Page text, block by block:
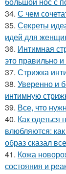
34. С чем
35. Секреты
идей для
36. Интимная
это правильно
37. Стрижка
38. Уверенно и
интимную
39. Все, что
40. Как
влюбляются:
образ сказал
41. Кожа
состояния и